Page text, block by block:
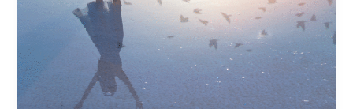
pourquoi